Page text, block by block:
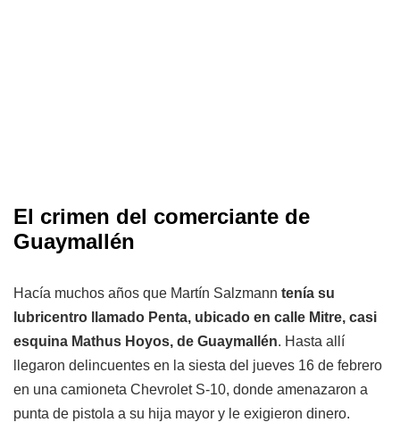
El crimen del comerciante de
Guaymallén
Hacía muchos años que Martín Salzmann tenía su
lubricentro llamado Penta, ubicado en calle Mitre, casi
esquina Mathus Hoyos, de Guaymallén. Hasta allí
llegaron delincuentes en la siesta del jueves 16 de febrero
en una camioneta Chevrolet S-10, donde amenazaron a
punta de pistola a su hija mayor y le exigieron dinero.